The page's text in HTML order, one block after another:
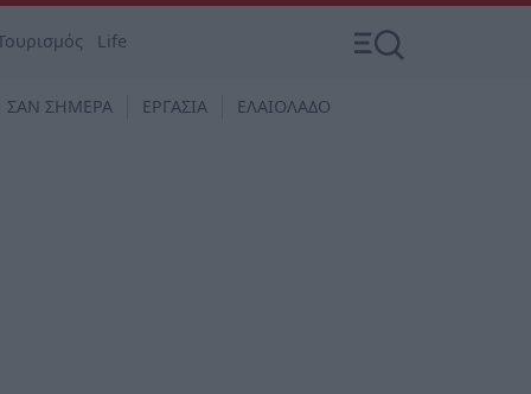
Life
ΣΑΝ ΣΗΜΕΡΑ ΕΡΓΑΣΙΑ ΕΛΑΙΟΛΑΔΟ